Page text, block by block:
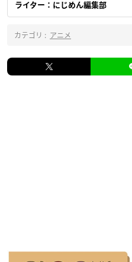
ライター：にじめん編集部
カテゴリ : アニメ